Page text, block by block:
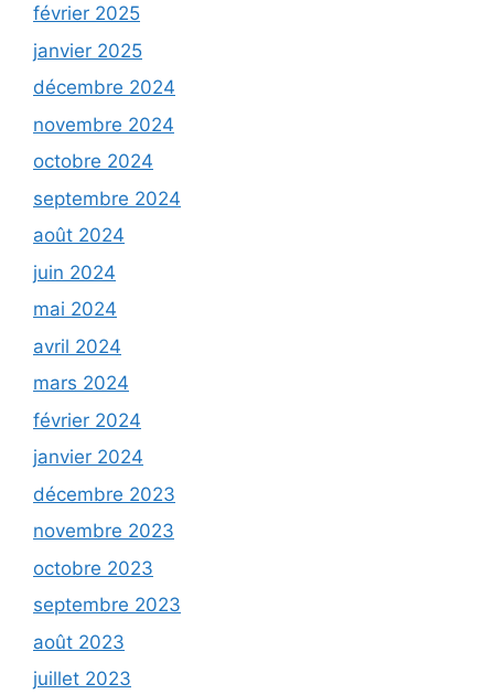
février 2025
janvier 2025
décembre 2024
novembre 2024
octobre 2024
septembre 2024
août 2024
juin 2024
mai 2024
avril 2024
mars 2024
février 2024
janvier 2024
décembre 2023
novembre 2023
octobre 2023
septembre 2023
août 2023
juillet 2023